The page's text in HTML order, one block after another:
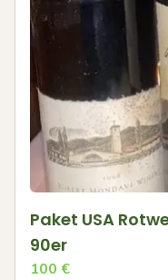
Paket USA
90er
100 €